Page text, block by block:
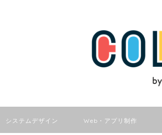
システムデザイン Web・アプリ制作